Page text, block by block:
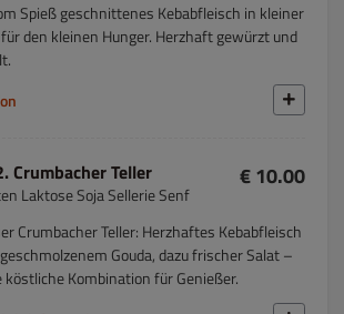
Spieß geschnittenes Kebabfleisch in kleiner
den kleinen Hunger. Herzhaft gewürzt und
Crumbacher Teller
Laktose Soja Sellerie Senf
€ 10.00
Crumbacher Teller: Herzhaftes Kebabfleisch
Gouda, dazu frischer Salat –
köstliche Kombination für Genießer.